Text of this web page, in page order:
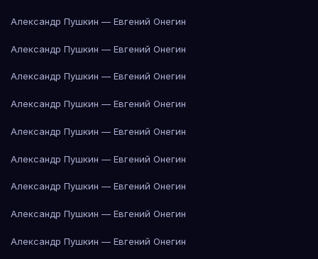
Александр Пушкин — Евгений Онегин
Александр Пушкин — Евгений Онегин
Александр Пушкин — Евгений Онегин
Александр Пушкин — Евгений Онегин
Александр Пушкин — Евгений Онегин
Александр Пушкин — Евгений Онегин
Александр Пушкин — Евгений Онегин
Александр Пушкин — Евгений Онегин
Александр Пушкин — Евгений Онегин